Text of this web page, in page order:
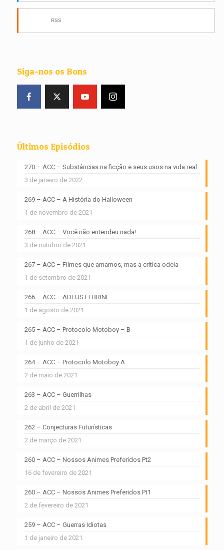
RSS
Siga-nos os Bons
Últimos Episódios
270 – ACC – Substâncias na ficção e seus usos na vida real
3 de janeiro de 2022
269 – ACC – A História do Halloween
1 de novembro de 2021
268 – ACC – Você não entendeu nada!
3 de outubro de 2021
267 – ACC – Filmes que amamos, mas a crítica odeia
1 de setembro de 2021
266 – ACC – ADEUS FEBRINI
1 de agosto de 2021
265 – ACC – Protocolo Motoboy – B
1 de junho de 2021
264 – ACC – Protocolo Motoboy A
2 de maio de 2021
263 – ACC – Guerrilhas
2 de abril de 2021
262 – Conjecturas Futurísticas
2 de março de 2021
260 – ACC – Nossos Animes Preferidos Pt2
16 de fevereiro de 2021
260 – ACC – Nossos Animes Preferidos Pt1
2 de fevereiro de 2021
259 – ACC – Guerras Idiotas
1 de janeiro de 2021